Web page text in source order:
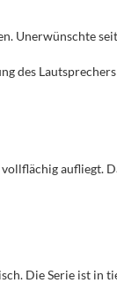
Unerwünschte
des
aufliegt.
Die Serie ist in